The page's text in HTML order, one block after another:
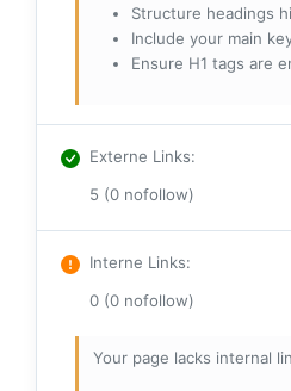
Structure headings
Include your main
Ensure H1 tags are
Externe Links:
5 (0 nofollow)
Interne Links:
0 (0 nofollow)
Your page lacks internal